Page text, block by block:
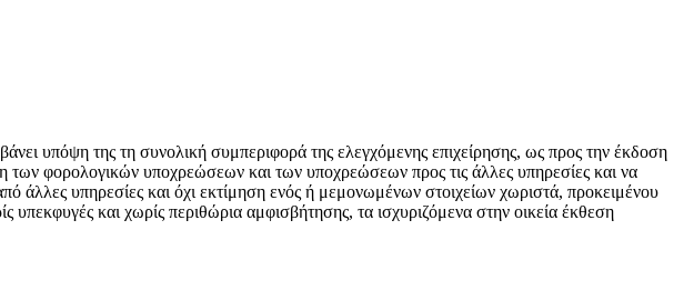
υπόψη της τη συνολική συμπεριφορά της ελεγχόμενης επιχείρησης, ως προς την έκδοση
φορολογικών υποχρεώσεων και των υποχρεώσεων προς τις άλλες υπηρεσίες και να
άλλες υπηρεσίες και όχι εκτίμηση ενός ή μεμονωμένων στοιχείων χωριστά, προκειμένου
υπεκφυγές και χωρίς περιθώρια αμφισβήτησης, τα ισχυριζόμενα στην οικεία έκθεση